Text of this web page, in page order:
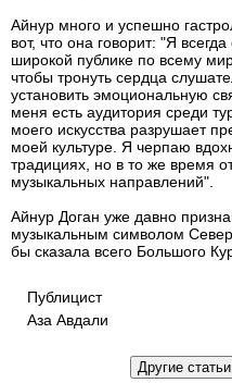
Айнур много и успешно
вот, что она говорит: "Я
широкой публике по всему
чтобы тронуть сердца
установить эмоциональную
меня есть аудитория среди
моего искусства разрушает
моей культуре. Я черпаю
традициях, но в то же время
музыкальных направлений".
Айнур Доган уже давно
музыкальным символом
бы сказала всего Большого
Публицист
Аза Авдали